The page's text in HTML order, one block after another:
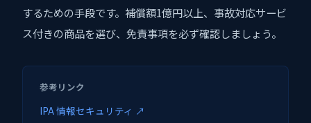
するための手段です。補償額1億円以上、事故対応サービ
ス付きの商品を選び、免責事項を必ず確認しましょう。
参考リンク
IPA 情報セキュリティ ↗